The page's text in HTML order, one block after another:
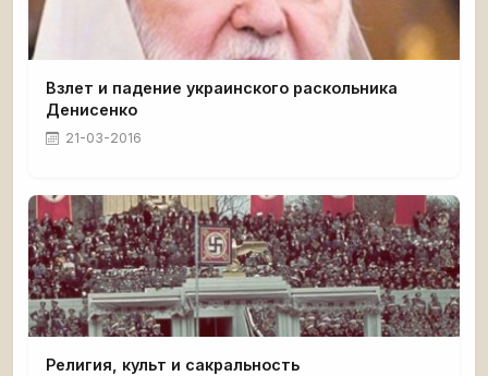
Взлет и падение украинского раскольника
Денисенко
21-03-2016
Религия, культ и сакральность